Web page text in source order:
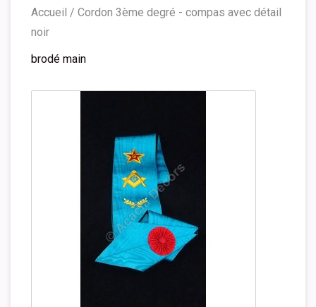
Accueil / Cordon 3ème degré - compas avec détail
noir
brodé main